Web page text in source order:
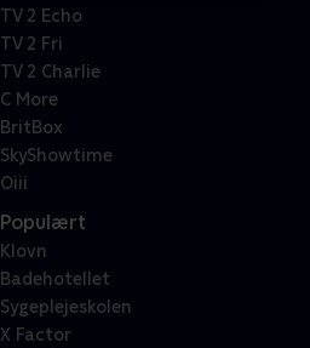
TV 2 Echo
TV 2 Fri
TV 2 Charlie
C More
BritBox
SkyShowtime
Oiii
Populært
Klovn
Badehotellet
Sygeplejeskolen
X Factor